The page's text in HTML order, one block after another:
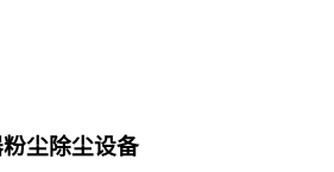
尘除尘设备